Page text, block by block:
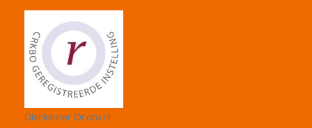
Disclaimer Ocaro.nl